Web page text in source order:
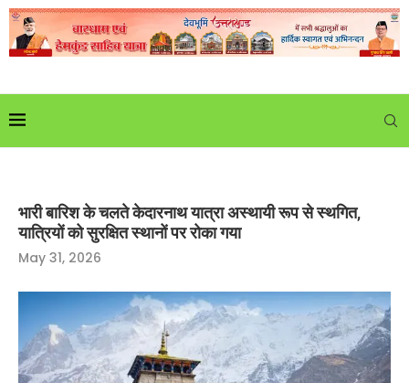
भारी बारिश के चलते केदारनाथ यात्रा अस्थायी रूप से स्थगित,
यात्रियों को सुरक्षित स्थानों पर रोका गया
May 31, 2026